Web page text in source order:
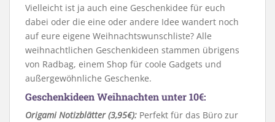
Vielleicht ist ja auch eine Geschenkidee für euch
dabei oder die eine oder andere Idee wandert noch
auf eure eigene Weihnachtswunschliste? Alle
weihnachtlichen Geschenkideen stammen übrigens
von Radbag, einem Shop für coole Gadgets und
außergewöhnliche Geschenke.
Geschenkideen Weihnachten unter 10€:
Origami Notizblätter (3,95€): Perfekt für das Büro zur